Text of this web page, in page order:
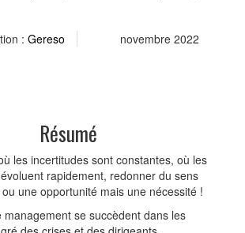
: Gereso novembre 2022
Résumé
les incertitudes sont constantes, où les
rapidement, redonner du sens
ou une opportunité mais une nécessité !
management se succèdent dans les